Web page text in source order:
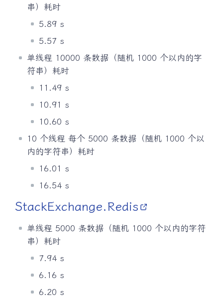
串）耗时
5.89 s
5.57 s
单线程 10000 条数据（随机 1000 个以内的字
符串）耗时
11.49 s
10.91 s
10.60 s
10 个线程 每个 5000 条数据（随机 1000 个以
内的字符串）耗时
16.01 s
16.54 s
StackExchange.Redis
单线程 5000 条数据（随机 1000 个以内的字符
串）耗时
7.94 s
6.16 s
6.20 s